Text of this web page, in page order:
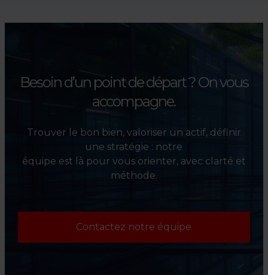
l’évaluation et la valorisation
Besoin d’un point de départ ?On vous
accompagne.
Trouver le bon bien, valoriser un actif, définir
une stratégie : notre
équipe est là pour vous orienter, avec clarté et
méthode.
Contactez notre équipe